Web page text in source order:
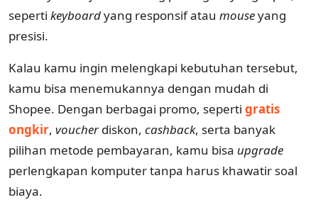
seperti keyboardyang responsif atau mouseyang
presisi.
Kalau kamu ingin melengkapi kebutuhan tersebut,
kamu bisa menemukannya dengan mudah di
Shopee. Dengan berbagai promo, seperti gratis
ongkir, voucherdiskon, cashback, serta banyak
pilihan metode pembayaran, kamu bisa upgrade
perlengkapan komputer tanpa harus khawatir soal
biaya.